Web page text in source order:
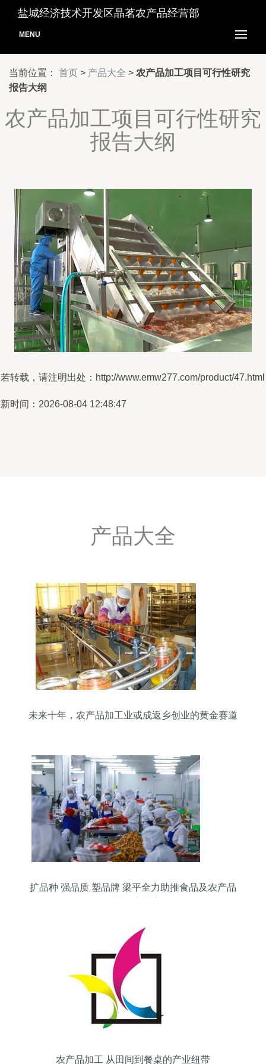
盐城经济技术开发区晶茗农产品经营部
MENU
当前位置： 首页 > 产品大全 > 农产品加工项目可行性研究
报告大纲
农产品加工项目可行性研究
报告大纲
转载，请注明出处：http://www.emw277.com/product/47.html
时间：2026-08-04 12:48:47
产品大全
未来十年，农产品加工业或成返乡创业的黄金赛道
扩品种 强品质 塑品牌 梁平全力助推食品及农产品
农产品加工 从田间到餐桌的产业纽带